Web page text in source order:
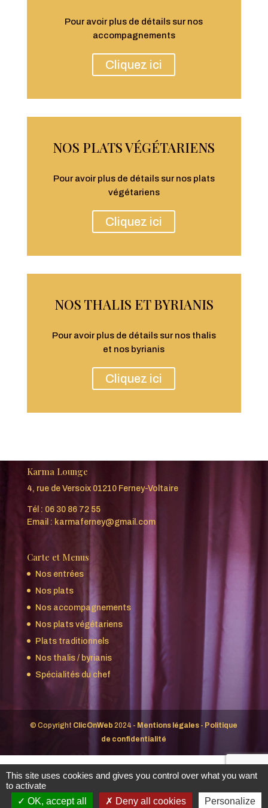
Pour avoir plus de détails sur nos
accompagnements
Cliquez ici
NOS PLATS VÉGÉTARIENS
Pour avoir plus de détails sur nos plats
végétariens
Cliquez ici
NOS THALIS ET BYRIANIS
Pour avoir plus de détails sur nos thalis
et nos byrianis
Cliquez ici
Karma Lounge
4, rue de Versoix 01210 Ferney-Voltaire
Tél : 06 30 86 72 55
Email : karmaferney@gmail.com
Carte et Menus
Nos entrées
Nos plats
Nos accompagnements
Nos plats végétariens
Plats traditionnels
Nos thalis / byrianis
Spécialités du chef
© Copyright ClicOnWeb 2024 - Mentions légales - Politique
de confidentialité
This site uses cookies and gives you control over what you want
to activate
OK, accept all
Deny all cookies Personalize